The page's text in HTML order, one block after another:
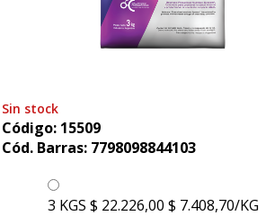
Sin stock
Código: 15509
Cód. Barras: 7798098844103
3 KGS $ 22.226,00 $ 7.408,70/KG